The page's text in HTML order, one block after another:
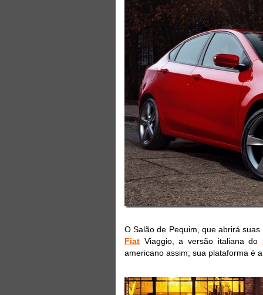
O Salão de Pequim, que abrirá
Fiat Viaggio, a versão italiana do
americano assim; sua plataforma é